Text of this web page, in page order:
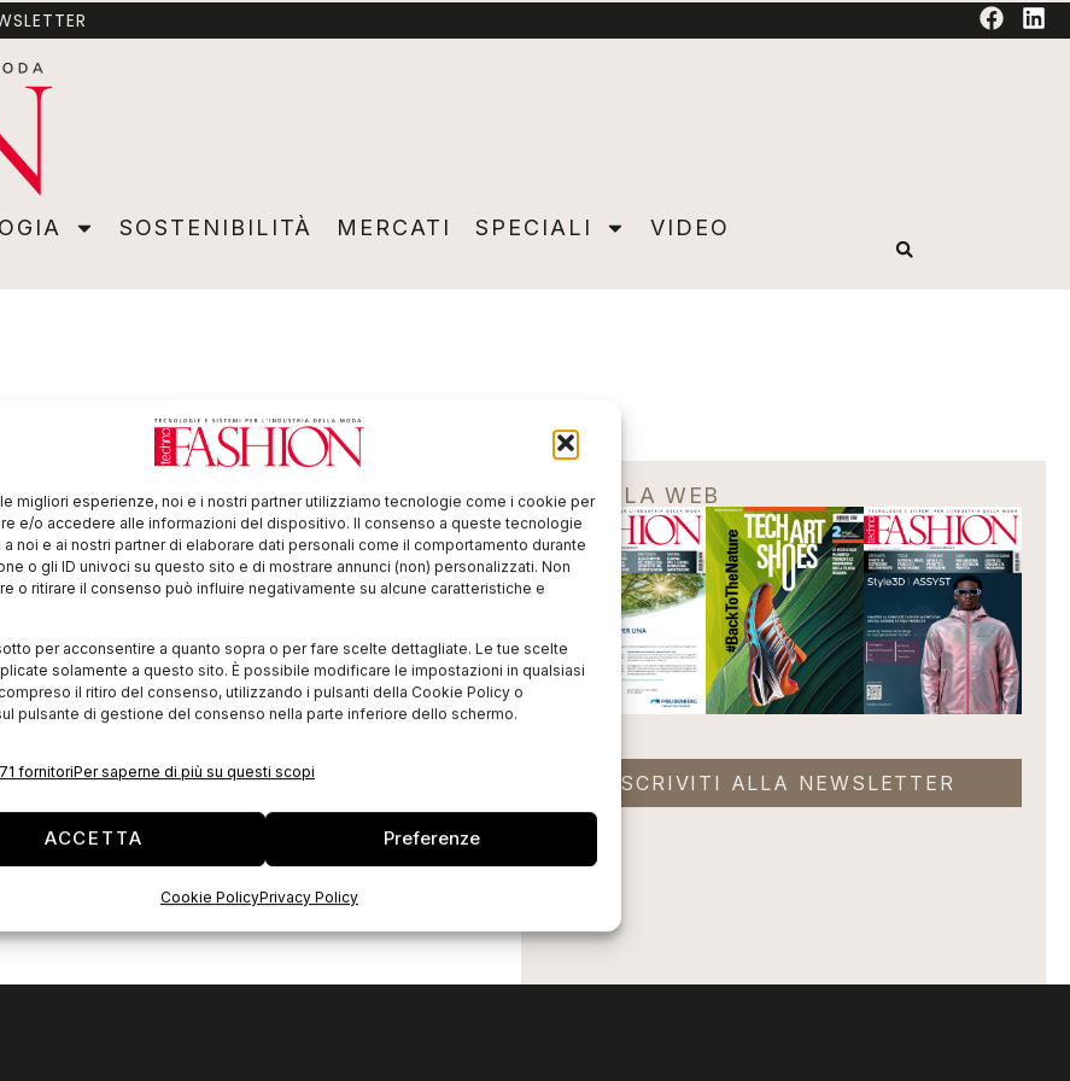
migliori esperienze, noi e i nostri partner utilizziamo tecnologie come i cookie per
e/o accedere alle informazioni del dispositivo. Il consenso a queste tecnologie
noi e ai nostri partner di elaborare dati personali come il comportamento durante
o gli ID univoci su questo sito e di mostrare annunci (non) personalizzati. Non
o ritirare il consenso può influire negativamente su alcune caratteristiche e
per acconsentire a quanto sopra o per fare scelte dettagliate. Le tue scelte
solamente a questo sito. È possibile modificare le impostazioni in qualsiasi
il ritiro del consenso, utilizzando i pulsanti della Cookie Policy o
pulsante di gestione del consenso nella parte inferiore dello schermo.
fornitoriPer saperne di più su questi scopi
ACCETTA Preferenze
Cookie PolicyPrivacy Policy
SOSTENIBILITÀ MERCATI SPECIALI VIDEO ADVERTORIAL
SOSTENIBILITÀ MERCATI SPECIALI
VIDEO
EDICOLA WEB
ISCRIVITI ALLA NEWSLETTER